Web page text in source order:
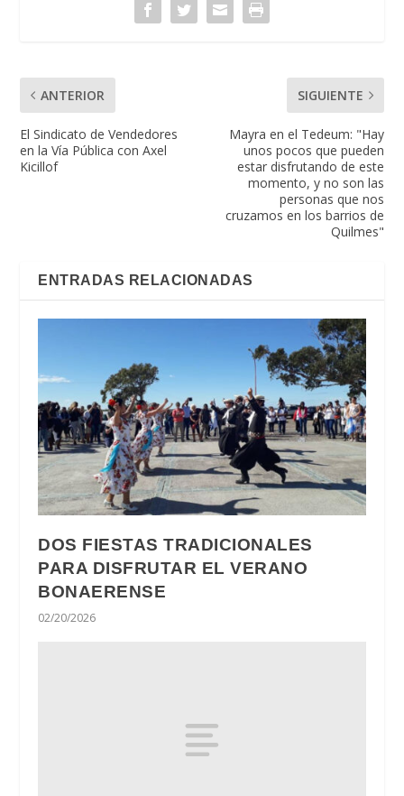
ANTERIOR
El Sindicato de Vendedores
en la Vía Pública con Axel
Kicillof
SIGUIENTE
Mayra en el Tedeum: "Hay
unos pocos que pueden
estar disfrutando de este
momento, y no son las
personas que nos
cruzamos en los barrios de
Quilmes"
ENTRADAS RELACIONADAS
DOS FIESTAS TRADICIONALES
PARA DISFRUTAR EL VERANO
BONAERENSE
02/20/2026